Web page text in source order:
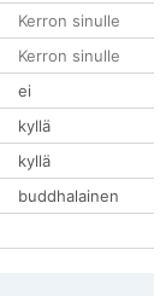
Kerron sinulle
Kerron sinulle
ei
kyllä
kyllä
buddhalainen